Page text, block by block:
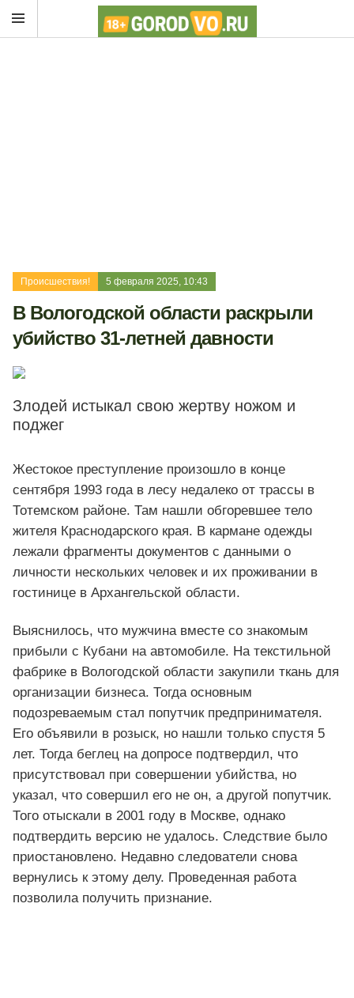
Происшествия! 5 февраля 2025, 10:43
В Вологодской области раскрыли
убийство 31-летней давности
Злодей истыкал свою жертву ножом и
поджег
Жестокое преступление произошло в конце
сентября 1993 года в лесу недалеко от трассы в
Тотемском районе. Там нашли обгоревшее тело
жителя Краснодарского края. В кармане одежды
лежали фрагменты документов с данными о
личности нескольких человек и их проживании в
гостинице в Архангельской области.
Выяснилось, что мужчина вместе со знакомым
прибыли с Кубани на автомобиле. На текстильной
фабрике в Вологодской области закупили ткань для
организации бизнеса. Тогда основным
подозреваемым стал попутчик предпринимателя.
Его объявили в розыск, но нашли только спустя 5
лет. Тогда беглец на допросе подтвердил, что
присутствовал при совершении убийства, но
указал, что совершил его не он, а другой попутчик.
Того отыскали в 2001 году в Москве, однако
подтвердить версию не удалось. Следствие было
приостановлено. Недавно следователи снова
вернулись к этому делу. Проведенная работа
позволила получить признание.